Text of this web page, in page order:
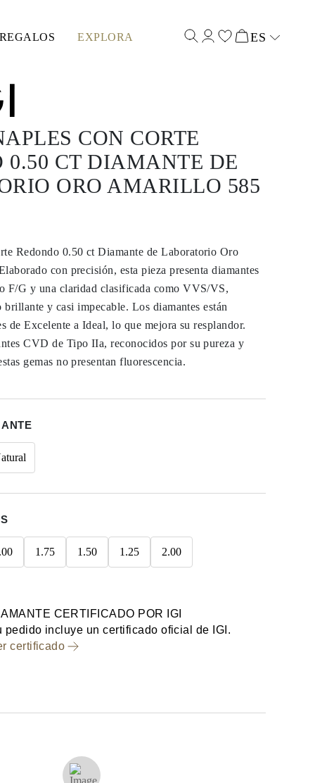
EXPLORA ES
CON CORTE
0.50 CT DIAMANTE DE
ORO AMARILLO 585
Redondo 0.50 ct Diamante de Laboratorio Oro
con precisión, esta pieza presenta diamantes
F/G y una claridad clasificada como VVS/VS,
y casi impecable. Los diamantes están
de Excelente a Ideal, lo que mejora su resplandor.
CVD de Tipo IIa, reconocidos por su pureza y
gemas no presentan fluorescencia.
1.75 1.50 1.25 2.00
CERTIFICADO POR IGI
pedido incluye un certificado oficial de IGI.
certificado